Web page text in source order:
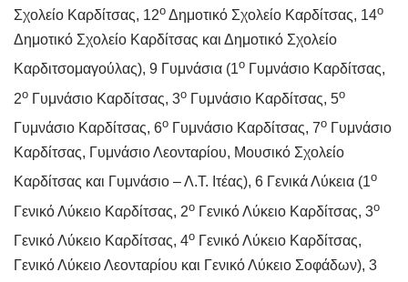
Σχολείο Καρδίτσας, 12ο Δημοτικό Σχολείο Καρδίτσας, 14ο
Δημοτικό Σχολείο Καρδίτσας και Δημοτικό Σχολείο
Καρδιτσομαγούλας), 9 Γυμνάσια (1ο Γυμνάσιο Καρδίτσας,
2ο Γυμνάσιο Καρδίτσας, 3ο Γυμνάσιο Καρδίτσας, 5ο
Γυμνάσιο Καρδίτσας, 6ο Γυμνάσιο Καρδίτσας, 7ο Γυμνάσιο
Καρδίτσας, Γυμνάσιο Λεονταρίου, Μουσικό Σχολείο
Καρδίτσας και Γυμνάσιο – Λ.Τ. Ιτέας), 6 Γενικά Λύκεια (1ο
Γενικό Λύκειο Καρδίτσας, 2ο Γενικό Λύκειο Καρδίτσας, 3ο
Γενικό Λύκειο Καρδίτσας, 4ο Γενικό Λύκειο Καρδίτσας,
Γενικό Λύκειο Λεονταρίου και Γενικό Λύκειο Σοφάδων), 3